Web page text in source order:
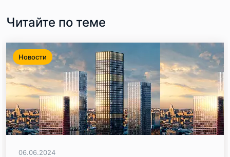
Читайте по теме
Новости
06.06.2024